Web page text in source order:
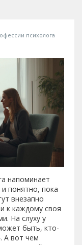
психолога
напоминает
понятно, пока
внезапно
к каждому своя
На слуху у
быть, кто-
А вот чем